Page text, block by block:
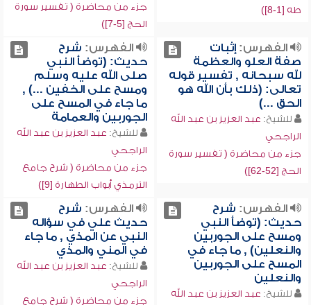
طه [1-8])
جزء من محاضرة ( تفسير سورة
الحج [5-7])
الفهرس:إثبات
صفة العلو والعظمة
لله سبحانه , تفسير قوله
تعالى: (ذلك بأن الله هو
الحق ...)
للشيخ: عبد العزيز بن عبد الله
الراجحي
جزء من محاضرة ( تفسير سورة
الحج [52-62])
الفهرس: شرح
حديث: (توضأ النبي
صلى الله عليه وسلم
ومسح على الخفين ...) ,
ما جاء في المسح على
الجوربين والعمامة
للشيخ: عبد العزيز بن عبد الله
الراجحي
جزء من محاضرة ( شرح جامع
الترمذي أبواب الطهارة [9])
الفهرس: شرح
حديث: (توضأ النبي
ومسح على الجوربين
والنعلين) , ما جاء في
المسح على الجوربين
والنعلين
للشيخ: عبد العزيز بن عبد الله
الفهرس: شرح
حديث علي في سؤاله
النبي عن المذي , ما جاء
في المني والمذي
للشيخ: عبد العزيز بن عبد الله
الراجحي
جزء من محاضرة ( شرح جامع